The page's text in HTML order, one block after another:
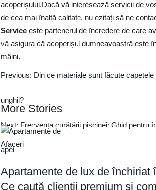
acoperișului.Dacă vă interesează servicii de
de cea mai înaltă calitate, nu ezitați să ne
Service este partenerul de încredere de care
vă asigura că acoperișul dumneavoastră este
mâini.
Previous: Din ce materiale sunt făcute capetele
unghii?
Next: Frecvența curățării piscinei: Ghid pentru
apei
More Stories
Afaceri
Apartamente de lux de închiriat
Ce caută clienții premium și